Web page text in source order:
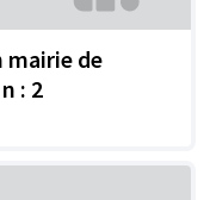
mairie de
: 2